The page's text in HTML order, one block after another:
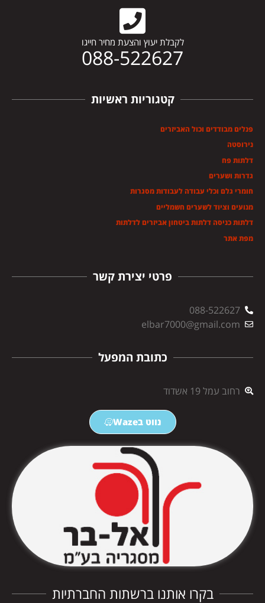
לקבלת יעוץ והצעת מחיר חייגו
088-522627
בקרו אותנו ברשתות החברתיות
פרטי יצירת קשר
088-522627
elbar7000@gmail.com
כתובת המפעל
רחוב עמל 19 אשדוד
נווט בWaze
קטגוריות ראשיות
פנלים מבודדים וכול האביזרים
נירוסטה
דלתות פח
גדרות ושערים
חומרי גלם וכלי עבודה לעבודות מסגרות
מנועים וציוד לשערים חשמליים
דלתות כניסה דלתות ביטחון אביזרים לדלתות
מפת אתר